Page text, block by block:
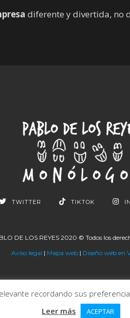
diferente y divertida, no
TWITTER TIKTOK
DE LOS REYES 2020 © Todos los
Aviso legal | Mapa web | Diseño web en
recordando sus
Leer más
ACEPTAR